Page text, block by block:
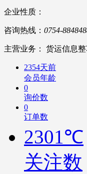
企业性质：
咨询热线： 0754-
主营业务： 货运信息
2354天前
会员年龄
0
询价数
0
订单数
2301℃
关注数